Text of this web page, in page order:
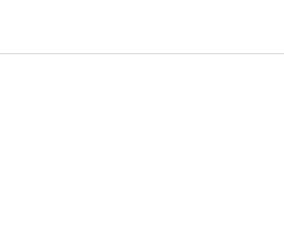
konten